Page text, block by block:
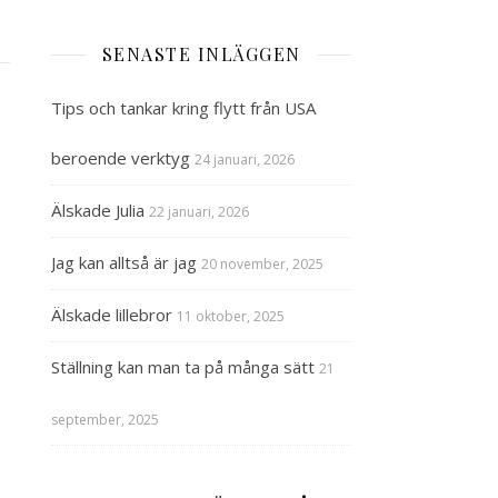
SENASTE INLÄGGEN
Tips och tankar kring flytt från USA
beroende verktyg 24 januari, 2026
Älskade Julia 22 januari, 2026
Jag kan alltså är jag 20 november, 2025
Älskade lillebror 11 oktober, 2025
Ställning kan man ta på många sätt 21
september, 2025